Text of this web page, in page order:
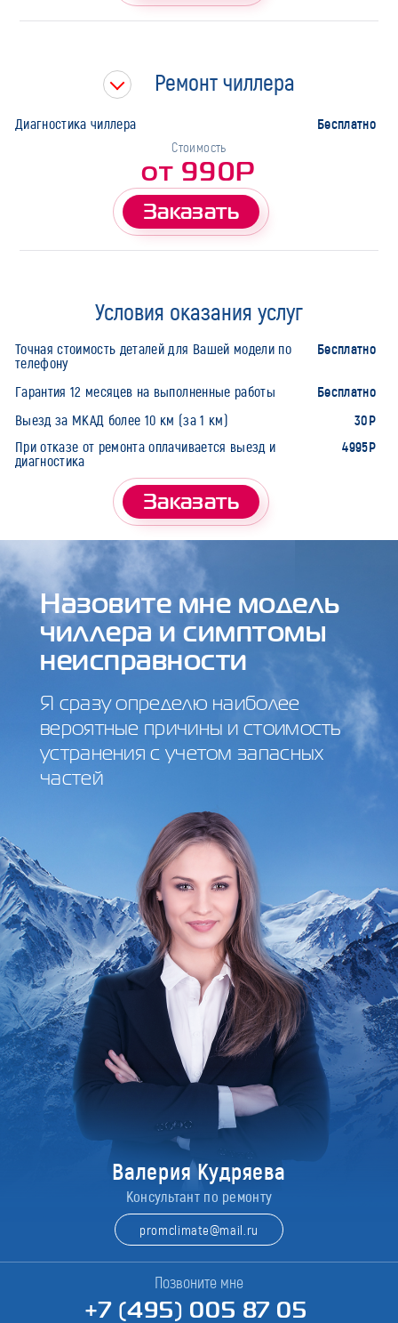
Ремонт чиллера
Диагностика чиллера Бесплатно
Стоимость
от 990Р
Заказать
Условия оказания услуг
Точная стоимость деталей для Вашей модели по
телефону
Бесплатно
Гарантия 12 месяцев на выполненные работы Бесплатно
Выезд за МКАД более 10 км (за 1 км) 30Р
При отказе от ремонта оплачивается выезд и
диагностика
4995Р
Заказать
Назовите мне модель
чиллера и симптомы
неисправности
Я сразу определю наиболее
вероятные причины и стоимость
устранения с учетом запасных
частей
Валерия Кудряева
Консультант по ремонту
promclimate@mail.ru
Позвоните мне
+7 (495) 005 87 05